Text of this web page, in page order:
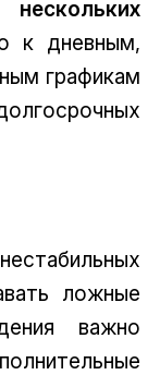
к дневным,
графикам
ложные
важно